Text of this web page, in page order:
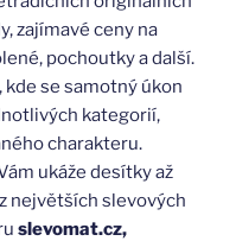
zajímavé ceny na
pochoutky a další.
se samotný úkon
kategorií,
charakteru.
ukáže desítky až
největších slevových
slevomat.cz,